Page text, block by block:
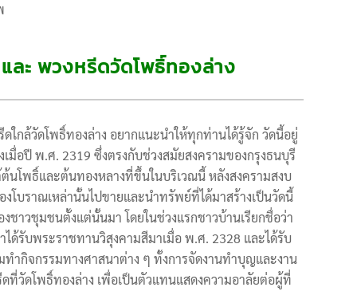
ละ พวงหรีดวัดโพธิ์ทองล่าง
กล้วัดโพธิ์ทองล่าง อยากแนะนำให้ทุกท่านได้รู้จัก วัดนี้อยู่
มื่อปี พ.ศ. 2319 ซึ่งตรงกับช่วงสมัยสงครามของกรุงธนบุรี
นโพธิ์และต้นทองหลางที่ขึ้นในบริเวณนี้ หลังสงครามสงบ
บราณเหล่านั้นไปขายและนำทรัพย์ที่ได้มาสร้างเป็นวัดนี้
ชาวชุมชนตั้งแต่นั้นมา โดยในช่วงแรกชาวบ้านเรียกชื่อว่า
รับพระราชทานวิสุงคามสีมาเมื่อ พ.ศ. 2328 และได้รับ
ทำกิจกรรมทางศาสนาต่าง ๆ ทั้งการจัดงานทำบุญและงาน
ที่วัดโพธิ์ทองล่าง เพื่อเป็นตัวแทนแสดงความอาลัยต่อผู้ที่